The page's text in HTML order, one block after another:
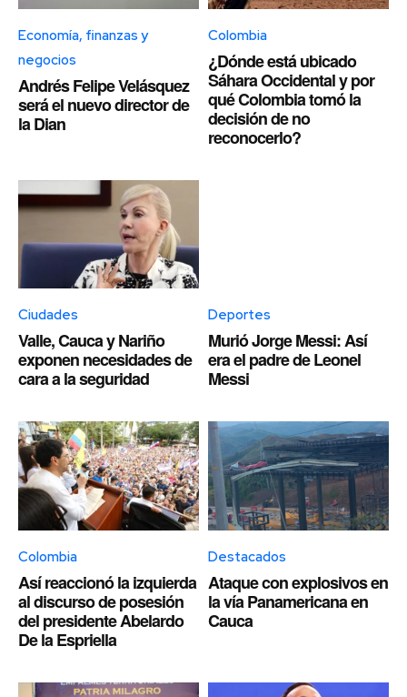
Economía, finanzas y
negocios
Andrés Felipe Velásquez
será el nuevo director de
la Dian
Colombia
¿Dónde está ubicado
Sáhara Occidental y por
qué Colombia tomó la
decisión de no
reconocerlo?
Ciudades
Valle, Cauca y Nariño
exponen necesidades de
cara a la seguridad
Deportes
Murió Jorge Messi: Así
era el padre de Leonel
Messi
Colombia
Así reaccionó la izquierda
al discurso de posesión
del presidente Abelardo
De la Espriella
Destacados
Ataque con explosivos en
la vía Panamericana en
Cauca